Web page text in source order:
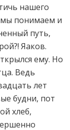
нашего
мы понимаем и
путь,
Яаков.
ему. Но
Ведь
лет
будни, пот
хлеб,